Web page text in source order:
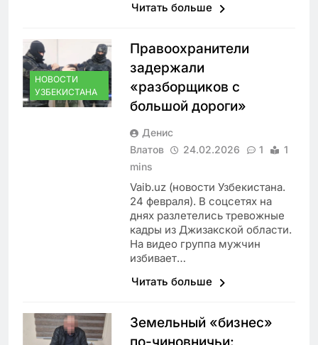
Читать больше
НОВОСТИ
УЗБЕКИСТАНА
Правоохранители
задержали
«разборщиков с
большой дороги»
Денис
Влатов
24.02.2026 1
1
mins
Vaib.uz (новости Узбекистана.
24 февраля). В соцсетях на
днях разлетелись тревожные
кадры из Джизакской области.
На видео группа мужчин
избивает…
Читать больше
Земельный «бизнес»